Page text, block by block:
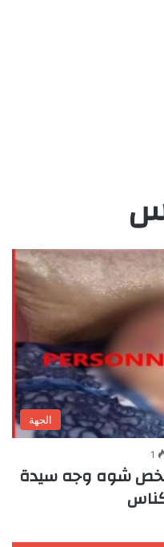
الجهة
1
شوه وجه سيدة